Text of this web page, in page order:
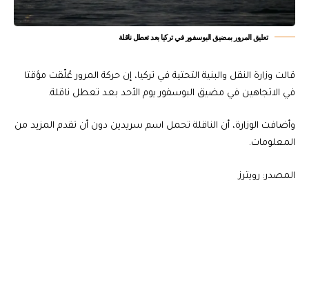
تعليق المرور بمضيق البوسفور في تركيا بعد تعطل ناقلة
قالت وزارة النقل والبنية التحتية في تركيا، إن حركة المرور عُلّقت مؤقتا
في الاتجاهين في مضيق البوسفور يوم الأحد بعد تعطل ناقلة.
وأضافت الوزارة، أن الناقلة تحمل اسم سريدين دون أن تقدم المزيد من
المعلومات.
المصدر: رويترز